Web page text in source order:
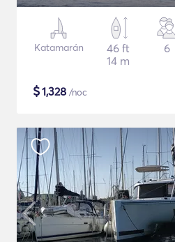
Katamarán
46 ft
14 m
6
$1,328 /noc